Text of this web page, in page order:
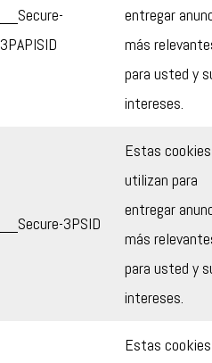
__Secure-
3PAPISID
entregar
más
para usted y
intereses.
__Secure-3PSID
Estas
utilizan para
entregar
más
para usted y
intereses.
Estas